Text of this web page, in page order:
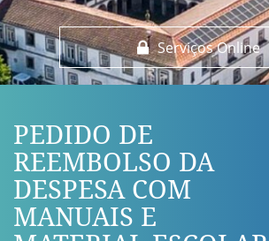
Serviços Online
PEDIDO DE
REEMBOLSO DA
DESPESA COM
MANUAIS E